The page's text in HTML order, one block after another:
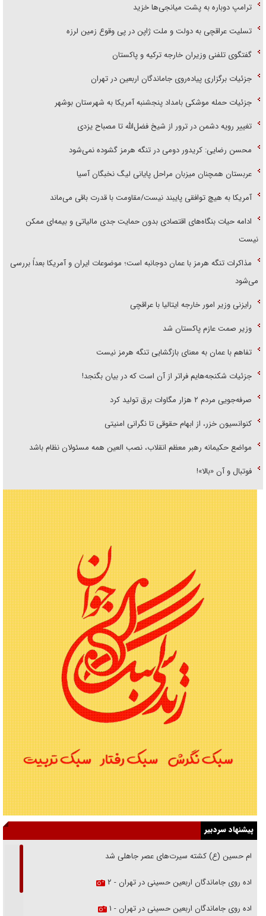
ترامپ دوباره به پشت میانجی‌ها خزید
تسلیت عراقچی به دولت و ملت ژاپن در پی وقوع زمین لرزه
گفتگوی تلفنی وزیران خارجه ترکیه و پاکستان
جزئیات برگزاری پیاده‌روی جاماندگان اربعین در تهران
جزئیات حمله موشکی بامداد پنجشنبه آمریکا به شهرستان بوشهر
تغییر رویه دشمن در ترور از شیخ فضل‌الله تا مصباح یزدی
محسن رضایی: کریدور دومی در تنگه هرمز گشوده نمی‌شود
عربستان همچنان میزبان مراحل پایانی لیگ نخبگان آسیا
آمریکا به هیچ توافقی پایبند نیست/مقاومت با قدرت باقی می‌ماند
ادامه حیات بنگاه‌های اقتصادی بدون حمایت جدی مالیاتی و بیمه‌ای ممکن
نیست
مذاکرات تنگه هرمز با عمان دوجانبه است؛ موضوعات ایران و آمریکا بعداً بررسی
می‌شود
رایزنی وزیر امور خارجه ایتالیا با عراقچی
وزیر صمت عازم پاکستان شد
تفاهم با عمان به معنای بازگشایی تنگه هرمز نیست
جزئیات شکنجه‌هایم فراتر از آن است که در بیان بگنجد!
صرفه‌جویی مردم ۲ هزار مگاوات برق تولید کرد
کنوانسیون خزر، از ابهام حقوقی تا نگرانی امنیتی
مواضع حکیمانه رهبر معظم انقلاب، نصب العین همه مسئولان نظام باشد
فوتبال و آن «بالا»!
پیشنهاد سردبیر
امام حسین (ع) کشته سیرت‌های عصر جاهلی شد
پیاده روی جاماندگان اربعین حسینی در تهران - ۲
پیاده روی جاماندگان اربعین حسینی در تهران - ۱